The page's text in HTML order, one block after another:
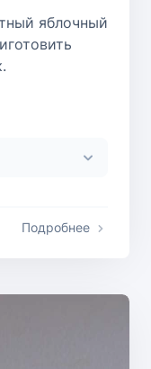
яблочный
Подробнее